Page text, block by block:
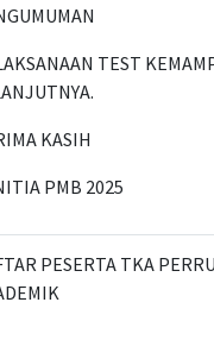
TEST
KASIH
PMB 2025
PESERTA TKA